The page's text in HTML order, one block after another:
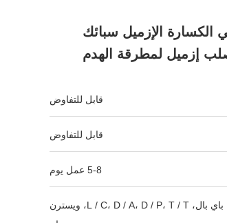
الكسارة الإزميل سبائك
إزميل لمطرقة الهدم
قابل للتفاوض
قابل للتفاوض
5-8 عمل يوم
باي بال، L / C، D / A، D / P، T / T، ويسترن